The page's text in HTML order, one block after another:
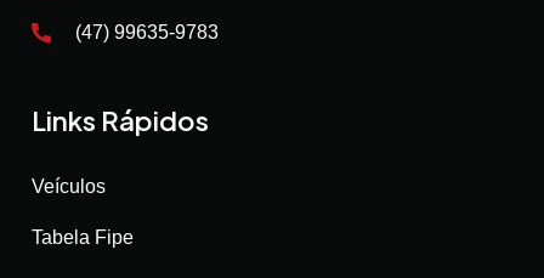
(47) 99635-9783
Links Rápidos
Veículos
Tabela Fipe